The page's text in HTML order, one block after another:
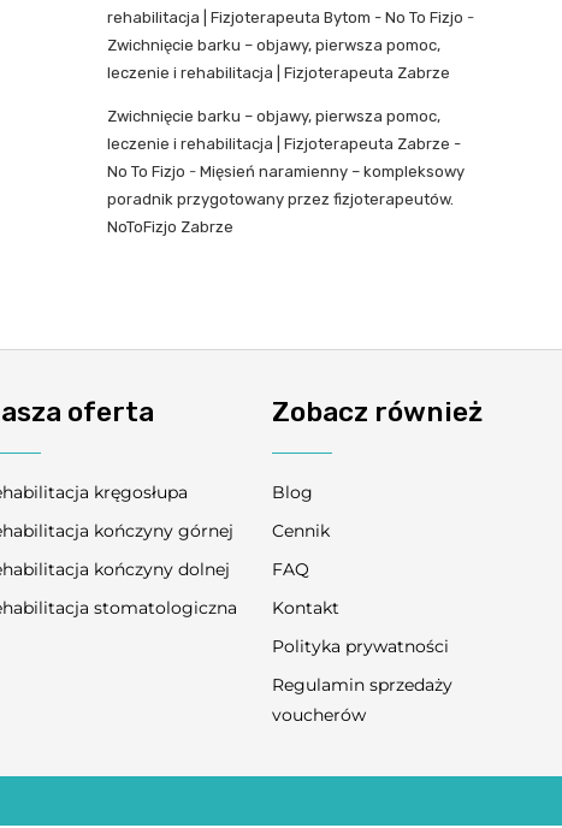
rehabilitacja | Fizjoterapeuta Bytom - No To Fizjo -
Zwichnięcie barku – objawy, pierwsza pomoc,
leczenie i rehabilitacja | Fizjoterapeuta Zabrze
Zwichnięcie barku – objawy, pierwsza pomoc,
leczenie i rehabilitacja | Fizjoterapeuta Zabrze -
No To Fizjo - Mięsień naramienny – kompleksowy
poradnik przygotowany przez fizjoterapeutów.
NoToFizjo Zabrze
oferta
kręgosłupa
kończyny górnej
kończyny dolnej
stomatologiczna
Zobacz również
Blog
Cennik
FAQ
Kontakt
Polityka prywatności
Regulamin sprzedaży
voucherów